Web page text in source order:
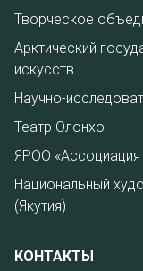
Творческое
Арктический
искусств
Научно-
Театр Олонхо
ЯРОО «Ассоциация
Национальный
(Якутия)
КОНТАКТЫ